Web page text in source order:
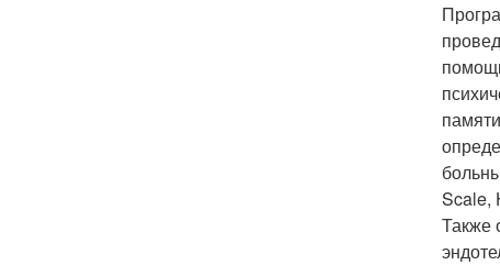
Scale,
Также